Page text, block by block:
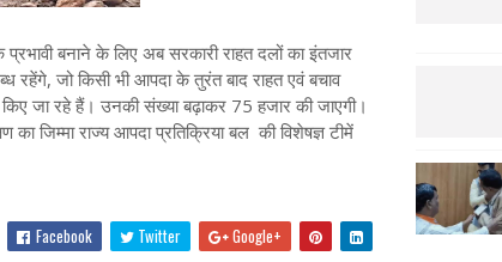
बनाने के लिए अब सरकारी राहत दलों का इंतजार
रहेंगे, जो किसी भी आपदा के तुरंत बाद राहत एवं बचाव
जा रहे हैं। उनकी संख्या बढ़ाकर 75 हजार की जाएगी।
जिम्मा राज्य आपदा प्रतिक्रिया बल की विशेषज्ञ टीमें
Facebook Twitter Google+